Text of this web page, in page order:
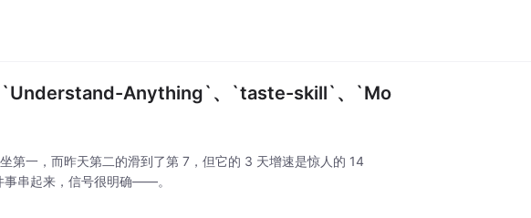
`Understand-Anything`、`taste-skill`、`Mo
第一，而昨天第二的滑到了第 7，但它的 3 天增速是惊人的 14
串起来，信号很明确——。